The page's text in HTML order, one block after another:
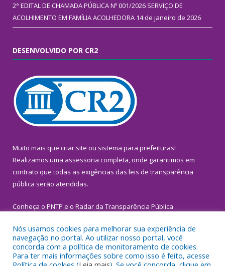
2° EDITAL DE CHAMADA PÚBLICA Nº 001/2026 SERVIÇO DE
ACOLHIMENTO EM FAMÍLIA ACOLHEDORA 14 de janeiro de 2026
DESENVOLVIDO POR CR2
Muito mais que criar site ou sistema para prefeituras!
Realizamos uma assessoria completa, onde garantimos em
contrato que todas as exigências das leis de transparência
pública serão atendidas.
Conheça o PNTP e o Radar da Transparência Pública
Todos os direitos reservados a Prefeitura Municipal de
Nós usamos cookies para melhorar sua experiência de
navegação no portal. Ao utilizar nosso portal, você
concorda com a política de monitoramento de cookies.
Para ter mais informações sobre como isso é feito, acesse